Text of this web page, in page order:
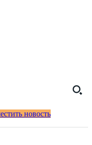
новость